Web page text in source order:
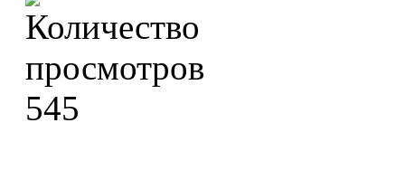
545